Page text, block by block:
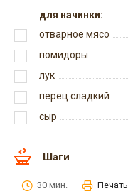
для начинки:
отварное мясо
помидоры
лук
перец сладкий
сыр
Шаги
30 мин. Печать